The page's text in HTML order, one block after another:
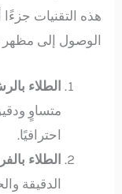
هذه التقنيات
الوصول إلى مظهر
الطلاء
متساوٍ
احترافيًا.
الطلاء
الدقيقة